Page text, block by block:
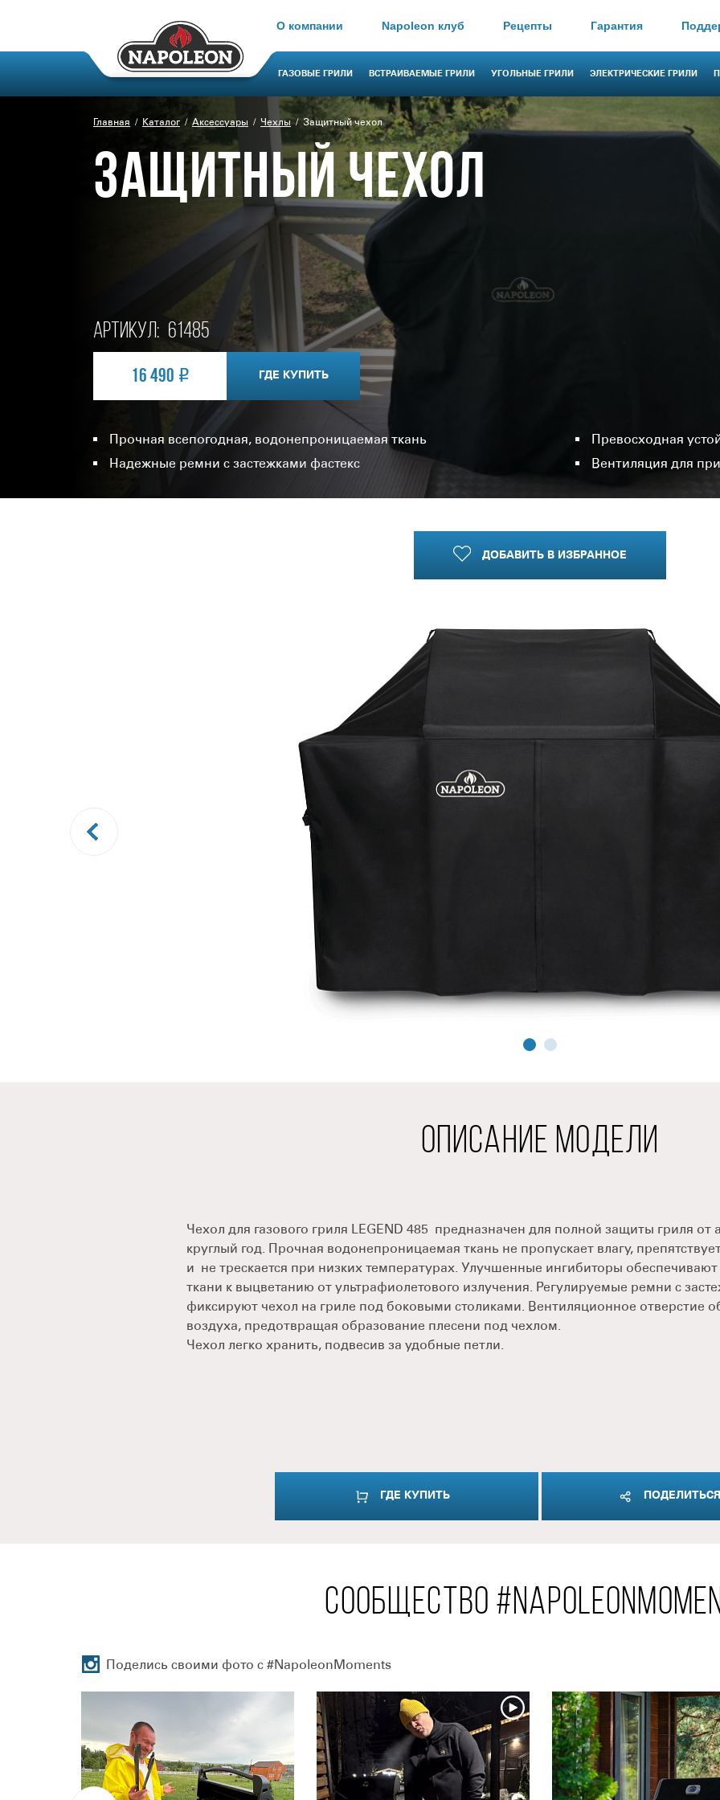
О компании Napoleon клуб Рецепты Гарантия
ГАЗОВЫЕ ГРИЛИ ВСТРАИВАЕМЫЕ ГРИЛИ УГОЛЬНЫЕ ГРИЛИ ЭЛЕКТРИЧЕСКИЕ ГРИЛИ
Главная Каталог Аксессуары Чехлы Защитный чехол
ЗАЩИТНЫЙ ЧЕХОЛ
Артикул: 61485
16 490 ГДЕ КУПИТЬ
Прочная всепогодная, водонепроницаемая ткань
Превосходная
Надежные ремни с застежками фастекс
Вентиляция для
ДОБАВИТЬ В ИЗБРАННОЕ
ОПИСАНИЕ МОДЕЛИ
Чехол для газового гриля LEGEND 485 предназначен для полной защиты гриля
круглый год. Прочная водонепроницаемая ткань не пропускает влагу,
и не трескается при низких температурах. Улучшенные ингибиторы
ткани к выцветанию от ультрафиолетового излучения. Регулируемые ремни с
фиксируют чехол на гриле под боковыми столиками. Вентиляционное отверстие
воздуха, предотвращая образование плесени под чехлом.
Чехол легко хранить, подвесив за удобные петли.
ГДЕ КУПИТЬ ПОДЕЛИТЬСЯ
СООБЩЕСТВО
Поделись своими фото с #NapoleonMoments